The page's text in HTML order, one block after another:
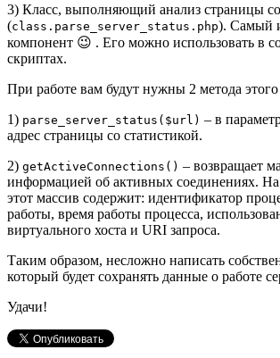
3) Класс, выполняющий анализ страницы со
(class.parse_server_status.php). Самый
компонент 😉 . Его можно использовать в
скриптах.
При работе вам будут нужны 2 метода этого
1) parse_server_status($url) – в
адрес страницы со статистикой.
2) getActiveConnections() – возвращает
информацией об активных соединениях.
этот массив содержит: идентификатор
работы, время работы процесса,
виртуального хоста и URI запроса.
Таким образом, несложно написать
который будет сохранять данные о работе
Удачи!